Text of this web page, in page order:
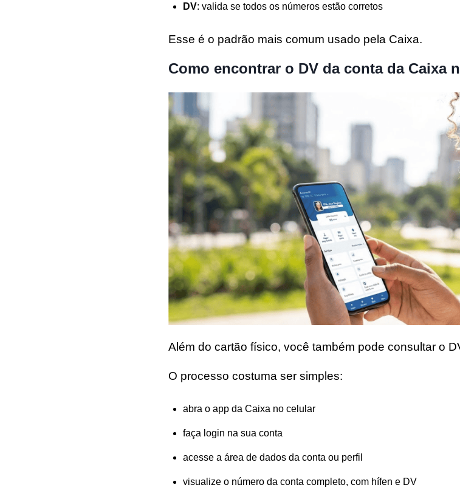
DV: valida se todos os números estão corretos
Esse é o padrão mais comum usado pela Caixa.
Como encontrar o DV da conta da Caixa
Além do cartão físico, você também pode consultar o
O processo costuma ser simples:
abra o app da Caixa no celular
faça login na sua conta
acesse a área de dados da conta ou perfil
visualize o número da conta completo, com hífen e DV